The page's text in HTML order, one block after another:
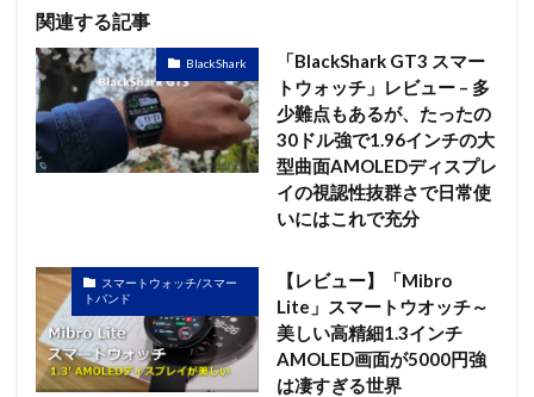
関連する記事
BlackShark
「BlackShark GT3 スマー
トウォッチ」レビュー – 多
少難点もあるが、たったの
30ドル強で1.96インチの大
型曲面AMOLEDディスプレ
イの視認性抜群さで日常使
いにはこれで充分
スマートウォッチ/スマー
トバンド
【レビュー】「Mibro
Lite」スマートウオッチ～
美しい高精細1.3インチ
AMOLED画面が5000円強
は凄すぎる世界